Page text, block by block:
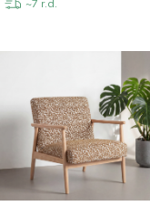
~7 r.d.